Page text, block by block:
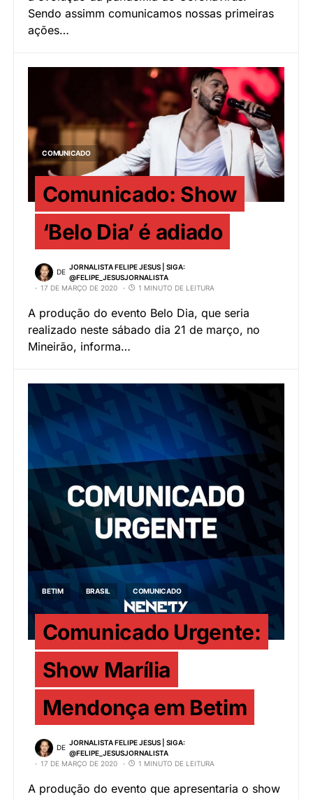
Sendo assimm comunicamos nossas primeiras
ações…
COMUNICADO
Comunicado: Show
‘Belo Dia’ é adiado
DE
JORNALISTA FELIPE JESUS | SIGA:
@FELIPE_JESUSJORNALISTA
17 DE MARÇO DE 2020
1 MINUTO DE LEITURA
A produção do evento Belo Dia, que seria
realizado neste sábado dia 21 de março, no
Mineirão, informa…
BETIM BRASIL COMUNICADO
Comunicado Urgente:
Show Marília
Mendonça em Betim
DE
JORNALISTA FELIPE JESUS | SIGA:
@FELIPE_JESUSJORNALISTA
17 DE MARÇO DE 2020
1 MINUTO DE LEITURA
A produção do evento que apresentaria o show